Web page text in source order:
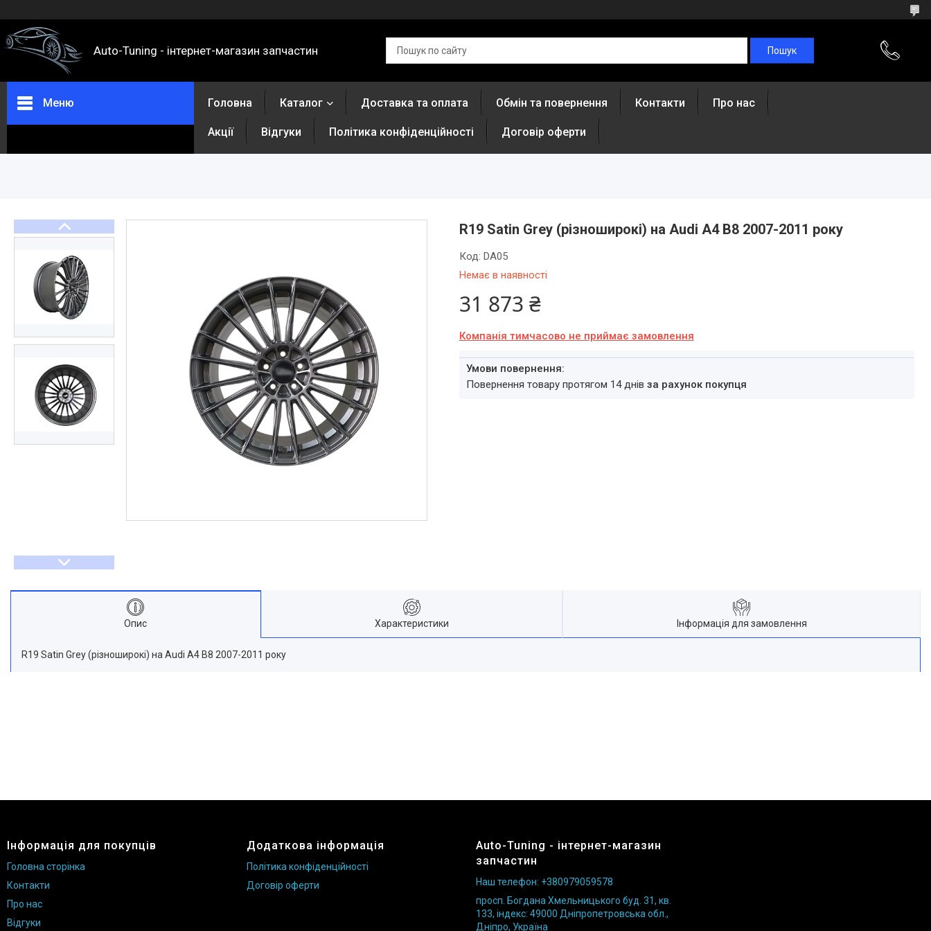
Auto-Tuning - інтернет-магазин запчастин
Меню
Повернення та обмін
Акції
Політика конфіденційності
Головна Каталог Доставка та оплата Обмін та повернення Контакти Про нас
Акції Відгуки Політика конфіденційності Договір оферти
R19 Satin Grey (різноширокі) на Audi A4 B8 2007-2011 року
Немає в наявності
Код: DA05
31 873 ₴
Компанія тимчасово не приймає замовлення
повернення товару протягом 14 днів за рахунок покупця
Опис Характеристики Інформація для замовлення
R19 Satin Grey (різноширокі) на Audi A4 B8 2007-2011 року
Інформація для покупців
Головна сторінка
Контакти
Про нас
Відгуки
Додаткова інформація
Політика конфіденційності
Договір оферти
Auto-Tuning - інтернет-магазин
запчастин
Наш телефон: +380979059578
просп. Богдана Хмельницького буд. 31, кв.
133, індекс: 49000 Дніпропетровська обл.,
Дніпро, Україна